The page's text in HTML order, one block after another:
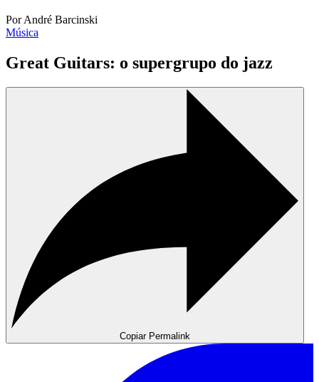
Por André Barcinski
Música
Great Guitars: o supergrupo do jazz
Copiar Permalink